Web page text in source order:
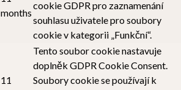
months
cookie GDPR pro zaznamenání
souhlasu uživatele pro soubory
cookie v kategorii „Funkční“.
11
Tento soubor cookie nastavuje
doplněk GDPR Cookie Consent.
Soubory cookie se používají k